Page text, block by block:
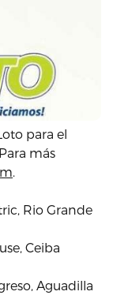
para el
más
Rio Grande
Ceiba
Aguadilla